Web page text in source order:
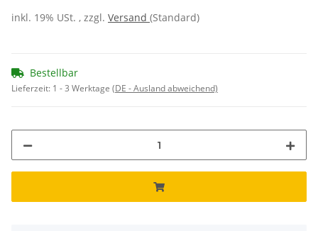
inkl. 19% USt. , zzgl. Versand (Standard)
Bestellbar
Lieferzeit: 1 - 3 Werktage (DE - Ausland abweichend)